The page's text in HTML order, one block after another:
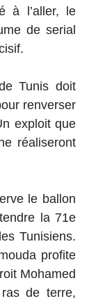
à l’aller, le
de serial
Tunis doit
renverser
exploit que
réaliseront
le ballon
la 71e
Tunisiens.
profite
Mohamed
de terre,